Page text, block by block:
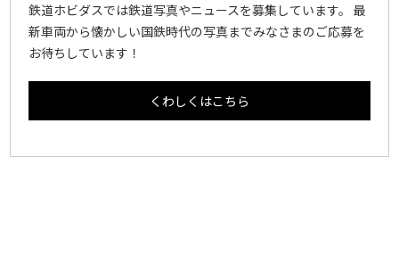
鉄道ホビダスでは鉄道写真やニュースを募集しています。 最
新車両から懐かしい国鉄時代の写真までみなさまのご応募を
お待ちしています！
くわしくはこちら